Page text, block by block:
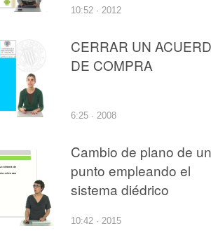
10:52 · 2012
CERRAR UN
DE COMPRA
6:25 · 2008
Cambio de plano de un
punto empleando el
sistema diédrico
10:42 · 2015